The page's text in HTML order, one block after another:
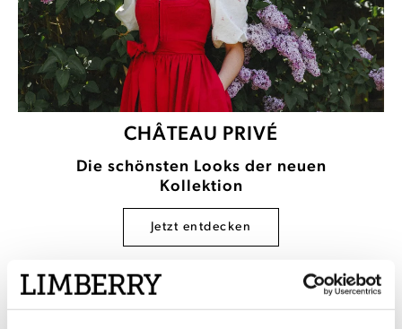
CHÂTEAU PRIVÉ
Die schönsten Looks der neuen
Kollektion
Jetzt entdecken